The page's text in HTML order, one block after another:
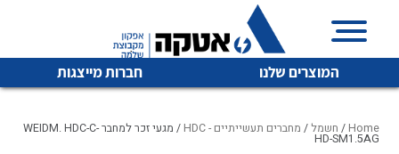
המוצרים שלנו חברות מייצגות
Home
/ חשמל / מחברים תעשייתיים - HDC / מגעי זכר למחבר WEIDM. HDC-C-
HD-SM1.5AG